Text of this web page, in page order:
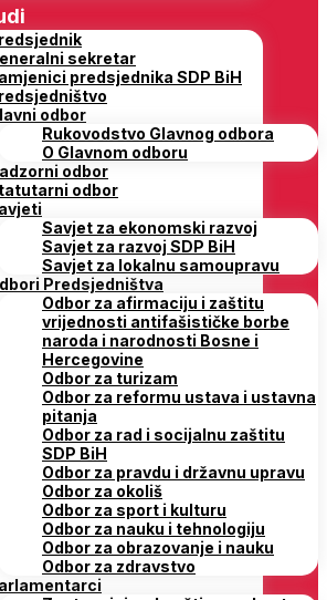
sekretar
predsjednika SDP BiH
odbor
Rukovodstvo Glavnog odbora
O Glavnom odboru
odbor
odbor
Savjet za ekonomski razvoj
Savjet za razvoj SDP BiH
Savjet za lokalnu samoupravu
Predsjedništva
Odbor za afirmaciju i zaštitu
vrijednosti antifašističke borbe
naroda i narodnosti Bosne i
Hercegovine
Odbor za turizam
Odbor za reformu ustava i ustavna
pitanja
Odbor za rad i socijalnu zaštitu
SDP BiH
Odbor za pravdu i državnu upravu
Odbor za okoliš
Odbor za sport i kulturu
Odbor za nauku i tehnologiju
Odbor za obrazovanje i nauku
Odbor za zdravstvo